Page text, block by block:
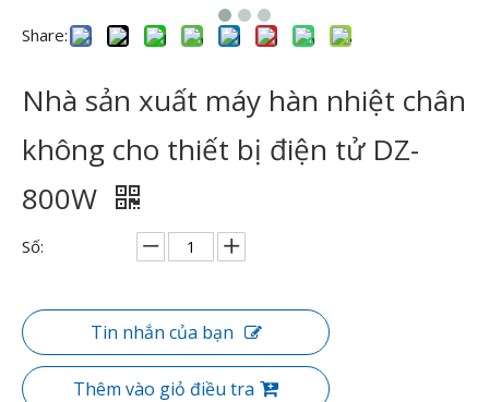
Share:
Nhà sản xuất máy hàn nhiệt chân
không cho thiết bị điện tử DZ-
800W
Số:
Tin nhắn của bạn
Thêm vào giỏ điều tra